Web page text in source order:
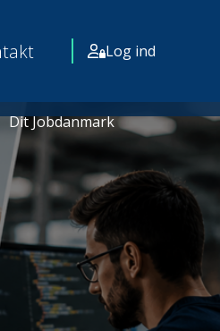
Dit Jobdanmark
Log ind